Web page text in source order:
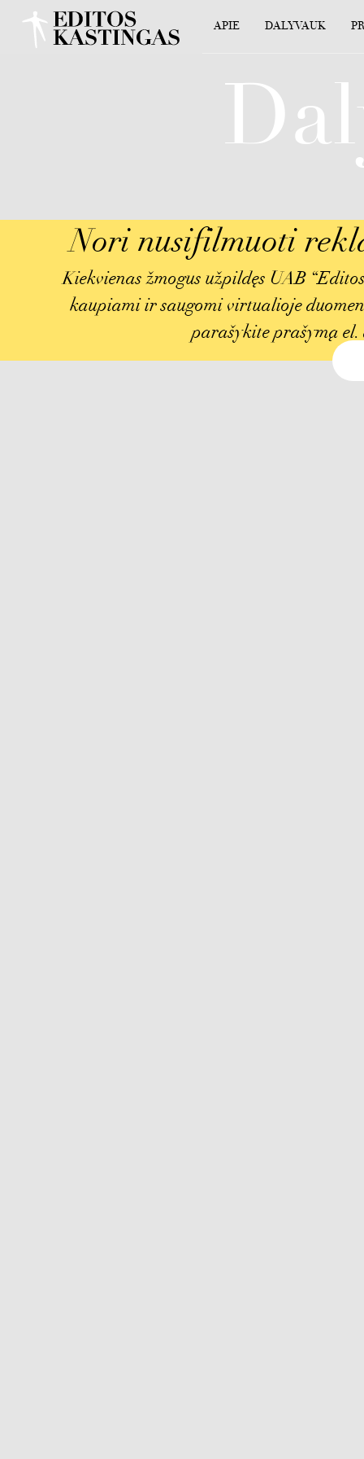
APIE DALYVAUK
Nori nusifilmuoti
Kiekvienas žmogus užpildęs UAB
kaupiami ir saugomi virtualioje
parašykite prašymą